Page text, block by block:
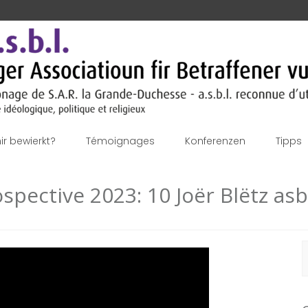
bewierkt? Témoignages Konferenzen Tipps
2023: 10 Joër Blëtz